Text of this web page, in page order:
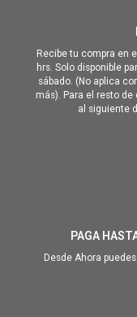
Recibe tu compra en
hrs. Solo disponible
sábado. (No aplica
más). Para el resto
al siguiente
PAGA
Desde Ahora